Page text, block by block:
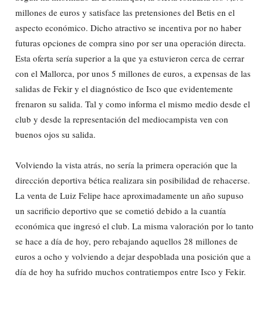
millones de euros y satisface las pretensiones del Betis en el
aspecto económico. Dicho atractivo se incentiva por no haber
futuras opciones de compra sino por ser una operación directa.
Esta oferta sería superior a la que ya estuvieron cerca de cerrar
con el Mallorca, por unos 5 millones de euros, a expensas de las
salidas de Fekir y el diagnóstico de Isco que evidentemente
frenaron su salida. Tal y como informa el mismo medio desde el
club y desde la representación del mediocampista ven con
buenos ojos su salida.
Volviendo la vista atrás, no sería la primera operación que la
dirección deportiva bética realizara sin posibilidad de rehacerse.
La venta de Luiz Felipe hace aproximadamente un año supuso
un sacrificio deportivo que se cometió debido a la cuantía
económica que ingresó el club. La misma valoración por lo tanto
se hace a día de hoy, pero rebajando aquellos 28 millones de
euros a ocho y volviendo a dejar despoblada una posición que a
día de hoy ha sufrido muchos contratiempos entre Isco y Fekir.